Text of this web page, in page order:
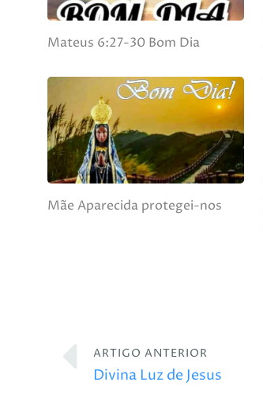
Mateus 6:27-30 Bom Dia
Mãe Aparecida protegei-nos
ARTIGO ANTERIOR
Divina Luz de Jesus